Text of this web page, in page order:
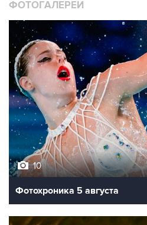
ФОТОГАЛЕРЕИ
10
Фотохроника 5 августа